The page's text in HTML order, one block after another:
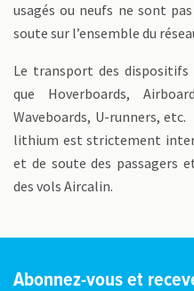
usagés ou neufs ne sont
soute sur l’ensemble du
Le transport des
que Hoverboards,
Waveboards, U-runners,
lithium est strictement
et de soute des passagers
des vols Aircalin.
Abonnez-vous et